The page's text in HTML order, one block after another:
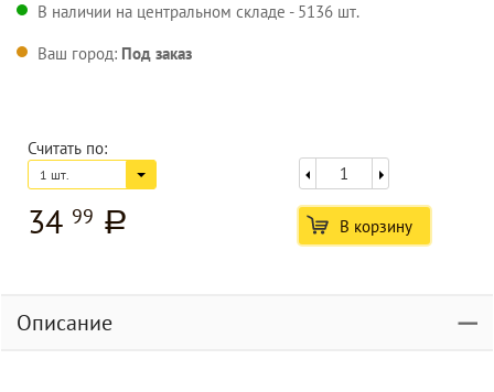
В наличии на центральном складе - 5136 шт.
Ваш город: Под заказ
Считать по:
1 шт.
34 99 a В корзину
Описание